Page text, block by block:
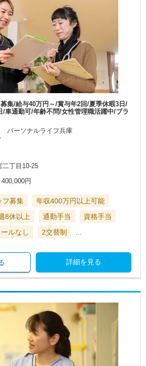
集/給与40万円～/賞与年2回/夏季休暇3日/
/車通勤可/年齢不問/女性管理職活躍中/ブラ
パーソナルライフ兵庫
二丁目10-25
400,000円
フ募集
年収400万円以上可能
8休以上 通勤手当
資格手当
ルなし 2交替制 …
詳細を見る